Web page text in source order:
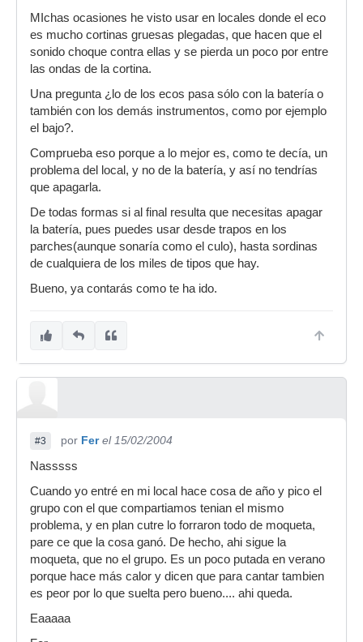
MIchas ocasiones he visto usar en locales donde el eco
es mucho cortinas gruesas plegadas, que hacen que el
sonido choque contra ellas y se pierda un poco por entre
las ondas de la cortina.
Una pregunta ¿lo de los ecos pasa sólo con la batería o
también con los demás instrumentos, como por ejemplo
el bajo?.
Comprueba eso porque a lo mejor es, como te decía, un
problema del local, y no de la batería, y así no tendrías
que apagarla.
De todas formas si al final resulta que necesitas apagar
la batería, pues puedes usar desde trapos en los
parches(aunque sonaría como el culo), hasta sordinas
de cualquiera de los miles de tipos que hay.
Bueno, ya contarás como te ha ido.
#3 por Fer el 15/02/2004
Nasssss
Cuando yo entré en mi local hace cosa de año y pico el
grupo con el que compartiamos tenian el mismo
problema, y en plan cutre lo forraron todo de moqueta,
pare ce que la cosa ganó. De hecho, ahi sigue la
moqueta, que no el grupo. Es un poco putada en verano
porque hace más calor y dicen que para cantar tambien
es peor por lo que suelta pero bueno.... ahi queda.
Eaaaaa